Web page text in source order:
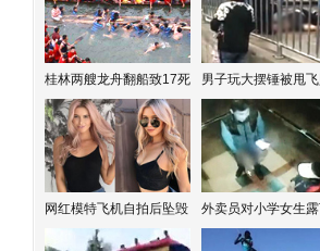
桂林两艘龙舟翻船致17死 男子玩大摆锤被甩
网红模特飞机自拍后坠毁 外卖员对小学女生